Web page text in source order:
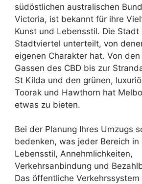
südöstlichen australischen
Victoria, ist bekannt für ihre
Kunst und Lebensstil. Die Stadt
Stadtviertel unterteilt, von
eigenen Charakter hat. Von
Gassen des CBD bis zur
St Kilda und den grünen,
Toorak und Hawthorn hat
etwas zu bieten.
Bei der Planung Ihres Umzugs
bedenken, was jeder Bereich in
Lebensstil, Annehmlichkeiten,
Verkehrsanbindung und
Das öffentliche